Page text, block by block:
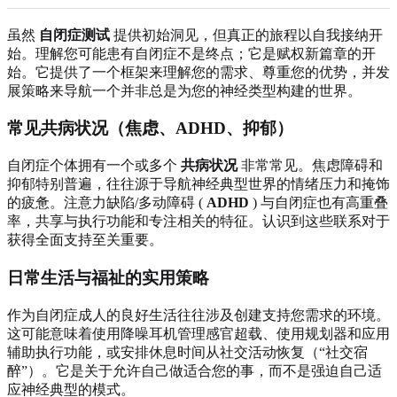
虽然 自闭症测试 提供初始洞见，但真正的旅程以自我接纳开
始。理解您可能患有自闭症不是终点；它是赋权新篇章的开
始。它提供了一个框架来理解您的需求、尊重您的优势，并发
展策略来导航一个并非总是为您的神经类型构建的世界。
常见共病状况（焦虑、ADHD、抑郁）
自闭症个体拥有一个或多个 共病状况非常常见。焦虑障碍和
抑郁特别普遍，往往源于导航神经典型世界的情绪压力和掩饰
的疲惫。注意力缺陷/多动障碍 ( ADHD ) 与自闭症也有高重叠
率，共享与执行功能和专注相关的特征。认识到这些联系对于
获得全面支持至关重要。
日常生活与福祉的实用策略
作为自闭症成人的良好生活往往涉及创建支持您需求的环境。
这可能意味着使用降噪耳机管理感官超载、使用规划器和应用
辅助执行功能，或安排休息时间从社交活动恢复（“社交宿
醉”）。它是关于允许自己做适合您的事，而不是强迫自己适
应神经典型的模式。